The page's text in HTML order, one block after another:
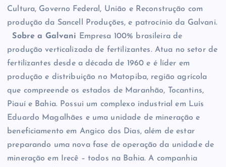
Cultura, Governo Federal, União e Reconstrução com
produção da Sancell Produções, e patrocínio da Galvani.
Sobre a Galvani Empresa 100% brasileira de
produção verticalizada de fertilizantes. Atua no setor de
fertilizantes desde a década de 1960 e é líder em
produção e distribuição no Matopiba, região agrícola
que compreende os estados de Maranhão, Tocantins,
Piauí e Bahia. Possui um complexo industrial em Luís
Eduardo Magalhães e uma unidade de mineração e
beneficiamento em Angico dos Dias, além de estar
preparando uma nova fase de operação da unidade de
mineração em Irecê – todos na Bahia. A companhia